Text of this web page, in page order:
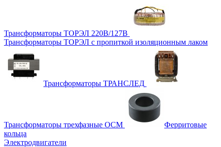
Трансформаторы ТОРЭЛ 220В/127В
Трансформаторы ТОРЭЛ с пропиткой изоляционным лаком
Трансформаторы ТРАНСЛЕД
Трансформаторы трехфазные ОСМ
Ферритовые
кольца
Электродвигатели